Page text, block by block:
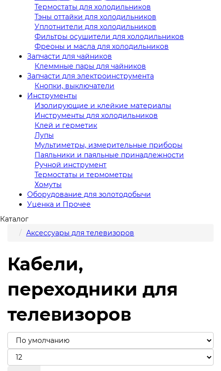
Термостаты для холодильников
Тэны оттайки для холодильников
Уплотнители для холодильников
Фильтры осушители для холодильников
Фреоны и масла для холодильников
Запчасти для чайников
Клеммные пары для чайников
Запчасти для электроинструмента
Кнопки, выключатели
Инструменты
Изолирующие и клейкие материалы
Инструменты для холодильников
Клей и герметик
Лупы
Мультиметры, измерительные приборы
Паяльники и паяльные принадлежности
Ручной инструмент
Термостаты и термометры
Хомуты
Оборудование для золотодобычи
Уценка и Прочее
Каталог
Аксессуары для телевизоров
Кабели,
переходники для
телевизоров